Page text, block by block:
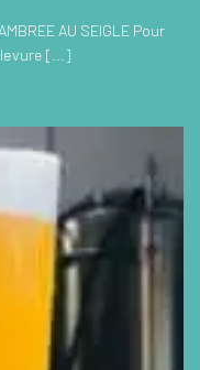
AU SEIGLE Pour
[...]